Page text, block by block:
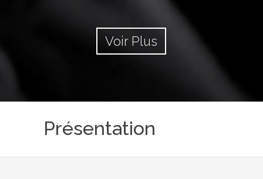
Voir Plus
Présentation